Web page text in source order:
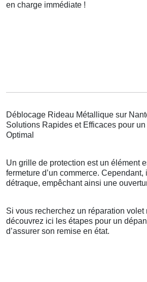
en charge immédiate !
Déblocage Rideau Métallique sur
Solutions Rapides et Efficaces pour
Optimal
Un grille de protection est un élément
fermeture d’un commerce. Cependant,
détraque, empêchant ainsi une
Si vous recherchez un réparation
découvrez ici les étapes pour un
d’assurer son remise en état.